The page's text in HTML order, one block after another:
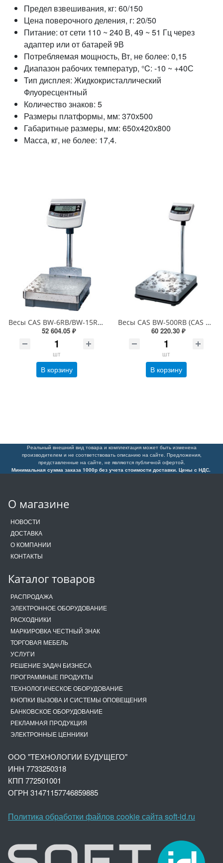
Предел взвешивания, кг: 60/150
Цена поверочного деления, г: 20/50
Питание: от сети 110 ~ 240 В, 49 ~ 51 Гц через
адаптер или от батарей 9В
Потребляемая мощность, Вт, не более: 0,15
Диапазон рабочих температур, °C: -10 ~ +40С
Тип дисплея: Жидкокристаллический
Флуоресцентный
Количество знаков: 5
Размеры платформы, мм: 370х500
Габаритные размеры, мм: 650х420х800
Масса, кг, не более: 17,4.
Весы CAS BW-6RB/BW-15RB/BW-30RB влагостойкие IP65, большой ЖК-дисплей с подсветкой
52 604.05 ₽
шт
В корзину
Весы CAS BW-500RB (CAS ND-500), большой ЖК диспл, платф. 455*645, RS232
60 220.30 ₽
шт
В корзину
Реальный внешний вид товара и комплектация может быть изменена
производителем и не соответствовать описанию на сайте. Предложения,
представленные на сайте, не являются публичной офертой.
Минимальная сумма заказа 1000р без учета стоимости доставки. Цены с НДС.
О магазине
НОВОСТИ
ДОСТАВКА
О КОМПАНИИ
КОНТАКТЫ
Каталог товаров
РАСПРОДАЖА
ЭЛЕКТРОННОЕ ОБОРУДОВАНИЕ
РАСХОДНИКИ
МАРКИРОВКА ЧЕСТНЫЙ ЗНАК
ТОРГОВАЯ МЕБЕЛЬ
УСЛУГИ
РЕШЕНИЕ ЗАДАЧ БИЗНЕСА
ПРОГРАММНЫЕ ПРОДУКТЫ
ТЕХНОЛОГИЧЕСКОЕ ОБОРУДОВАНИЕ
КНОПКИ ВЫЗОВА И СИСТЕМЫ ОПОВЕЩЕНИЯ
БАНКОВСКОЕ ОБОРУДОВАНИЕ
РЕКЛАМНАЯ ПРОДУКЦИЯ
ЭЛЕКТРОННЫЕ ЦЕННИКИ
ООО "ТЕХНОЛОГИИ БУДУЩЕГО"
ИНН 7733250318
КПП 772501001
ОГРН 31471157746859885
Политика обработки файлов cookie сайта soft-id.ru